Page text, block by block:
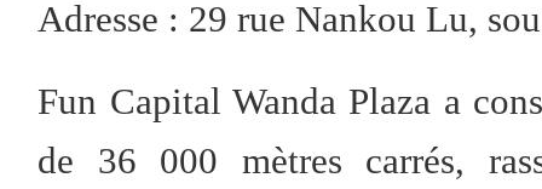
Adresse : 29 rue Nankou Lu,
Fun Capital Wanda Plaza a
de 36 000 mètres carrés,